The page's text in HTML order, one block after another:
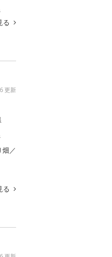
る
更新
畑／
る